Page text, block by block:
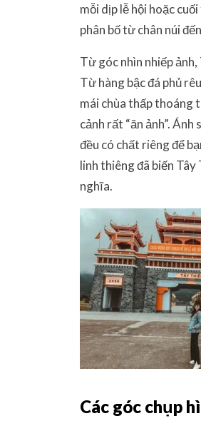
mỗi dịp lễ hội hoặc
phân bố từ chân núi
Từ góc nhìn nhiếp
Từ hàng bậc đá phủ
mái chùa thấp thoáng
cảnh rất “ăn ảnh”.
đều có chất riêng để
linh thiêng đã biến
nghĩa.
Các góc chụp